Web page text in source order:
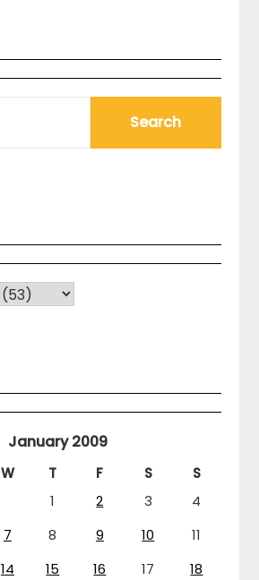
January 2009
W T F S
S
1
2 3
4
7 8 9 10
11
14 15 16 17
18